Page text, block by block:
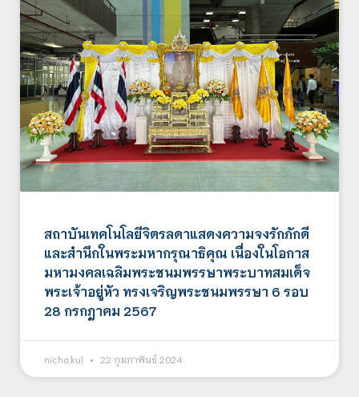
สถาบันเทคโนโลยีจิตรลดาแสดงความจงรักภักดี
และสำนึกในพระมหากรุณาธิคุณ เนื่องในโอกาส
มหามงคลเฉลิมพระชนมพรรษาพระบาทสมเด็จ
พระเจ้าอยู่หัว ทรงเจริญพระชนมพรรษา 6 รอบ
28 กรกฎาคม 2567
nicha.kul 22 กุมภาพันธ์ 2024